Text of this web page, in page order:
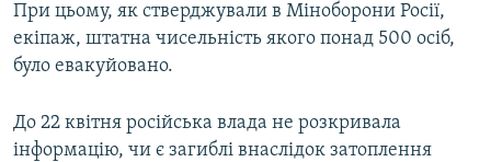
При цьому, як стверджували в Міноборони Росії,
екіпаж, штатна чисельність якого понад 500 осіб,
було евакуйовано.
До 22 квітня російська влада не розкривала
інформацію, чи є загиблі внаслідок затоплення